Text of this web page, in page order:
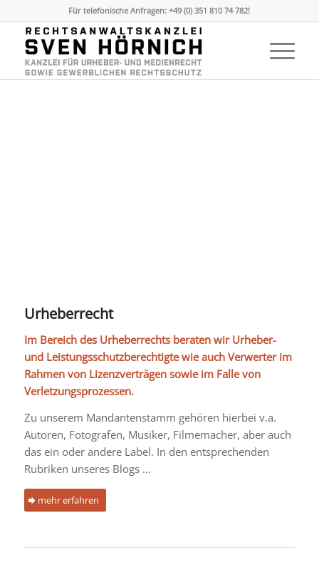
Für telefonische Anfragen: +49 (0) 351 810 74 782!
Urheberrecht
Im Bereich des Urheberrechts beraten wir Urheber-
und Leistungsschutzberechtigte wie auch Verwerter im
Rahmen von Lizenzverträgen sowie im Falle von
Verletzungsprozessen.
Zu unserem Mandantenstamm gehören hierbei v.a.
Autoren, Fotografen, Musiker, Filmemacher, aber auch
das ein oder andere Label. In den entsprechenden
Rubriken unseres Blogs …
mehr erfahren